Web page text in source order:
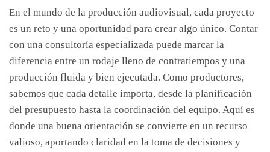
En el mundo de la producción audiovisual, cada proyecto
es un reto y una oportunidad para crear algo único. Contar
con una consultoría especializada puede marcar la
diferencia entre un rodaje lleno de contratiempos y una
producción fluida y bien ejecutada. Como productores,
sabemos que cada detalle importa, desde la planificación
del presupuesto hasta la coordinación del equipo. Aquí es
donde una buena orientación se convierte en un recurso
valioso, aportando claridad en la toma de decisiones y